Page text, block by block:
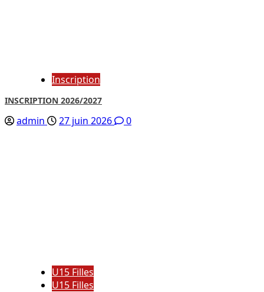
Inscription
INSCRIPTION 2026/2027
admin 27 juin 2026 0
U15 Filles
U15 Filles